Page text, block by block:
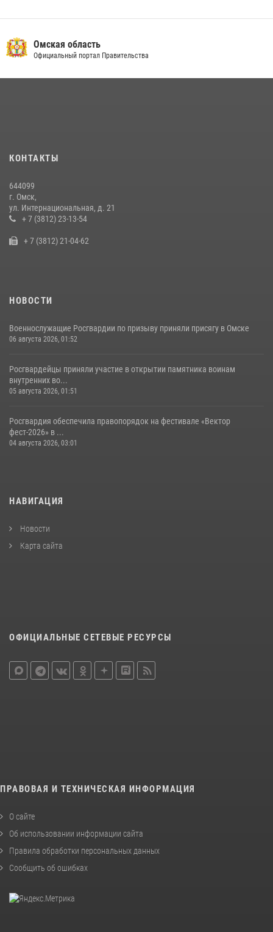
Cотрудники ОМОН "Штурм" Росгвардии отработали навыки
пилотирования БПЛА в Омске
области
Росгвардия обеспечила безопасность уникального передвижного
музея «Поезд Победы» в Омске
Омская область
Официальный портал Правительства
КОНТАКТЫ
644099
г. Омск,
ул. Интернациональная, д. 21
+ 7 (3812) 23-13-54
+ 7 (3812) 21-04-62
НОВОСТИ
Военнослужащие Росгвардии по призыву приняли присягу в Омске
06 августа 2026, 01:52
Росгвардейцы приняли участие в открытии памятника воинам
внутренних во...
05 августа 2026, 01:51
Росгвардия обеспечила правопорядок на фестивале «Вектор
фест-2026» в ...
04 августа 2026, 03:01
НАВИГАЦИЯ
Новости
Карта сайта
ОФИЦИАЛЬНЫЕ СЕТЕВЫЕ РЕСУРСЫ
ПРАВОВАЯ И ТЕХНИЧЕСКАЯ ИНФОРМАЦИЯ
О сайте
Об использовании информации сайта
Правила обработки персональных данных
Сообщить об ошибках